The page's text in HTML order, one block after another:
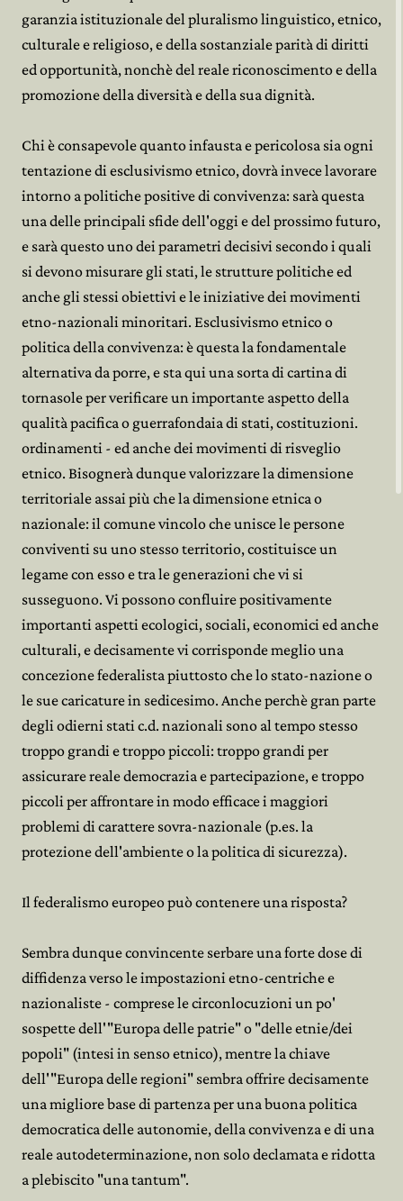
garanzia istituzionale del pluralismo linguistico, etnico,
culturale e religioso, e della sostanziale parità di diritti
ed opportunità, nonchè del reale riconoscimento e della
promozione della diversità e della sua dignità.
Chi è consapevole quanto infausta e pericolosa sia ogni
tentazione di esclusivismo etnico, dovrà invece lavorare
intorno a politiche positive di convivenza: sarà questa
una delle principali sfide dell'oggi e del prossimo futuro,
e sarà questo uno dei parametri decisivi secondo i quali
si devono misurare gli stati, le strutture politiche ed
anche gli stessi obiettivi e le iniziative dei movimenti
etno-nazionali minoritari. Esclusivismo etnico o
politica della convivenza: è questa la fondamentale
alternativa da porre, e sta qui una sorta di cartina di
tornasole per verificare un importante aspetto della
qualità pacifica o guerrafondaia di stati, costituzioni.
ordinamenti - ed anche dei movimenti di risveglio
etnico. Bisognerà dunque valorizzare la dimensione
territoriale assai più che la dimensione etnica o
nazionale: il comune vincolo che unisce le persone
conviventi su uno stesso territorio, costituisce un
legame con esso e tra le generazioni che vi si
susseguono. Vi possono confluire positivamente
importanti aspetti ecologici, sociali, economici ed anche
culturali, e decisamente vi corrisponde meglio una
concezione federalista piuttosto che lo stato-nazione o
le sue caricature in sedicesimo. Anche perchè gran parte
degli odierni stati c.d. nazionali sono al tempo stesso
troppo grandi e troppo piccoli: troppo grandi per
assicurare reale democrazia e partecipazione, e troppo
piccoli per affrontare in modo efficace i maggiori
problemi di carattere sovra-nazionale (p.es. la
protezione dell'ambiente o la politica di sicurezza).
Il federalismo europeo può contenere una risposta?
Sembra dunque convincente serbare una forte dose di
diffidenza verso le impostazioni etno-centriche e
nazionaliste - comprese le circonlocuzioni un po'
sospette dell'"Europa delle patrie" o "delle etnie/dei
popoli" (intesi in senso etnico), mentre la chiave
dell'"Europa delle regioni" sembra offrire decisamente
una migliore base di partenza per una buona politica
democratica delle autonomie, della convivenza e di una
reale autodeterminazione, non solo declamata e ridotta
a plebiscito "una tantum".